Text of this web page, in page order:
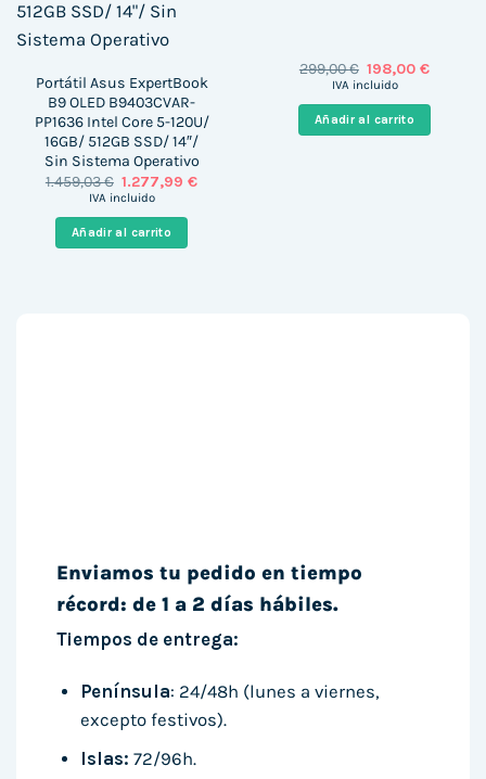
Portátil Asus ExpertBook
B9 OLED B9403CVAR-
PP1636 Intel Core 5-120U/
16GB/ 512GB SSD/ 14″/
Sin Sistema Operativo
1.459,03€ El
precio
era:
1.459,03 €.
1.277,99€El
IVA incluido
Añadir al carrito
299,00€ El
precio
era:
299,00 €.
198,00€El
es:
198,00
IVA incluido
Añadir al carrito
Enviamos tu pedido en tiempo
récord: de 1 a 2 días hábiles.
Tiempos de entrega:
Península: 24/48h (lunes a viernes,
excepto festivos).
Islas: 72/96h.